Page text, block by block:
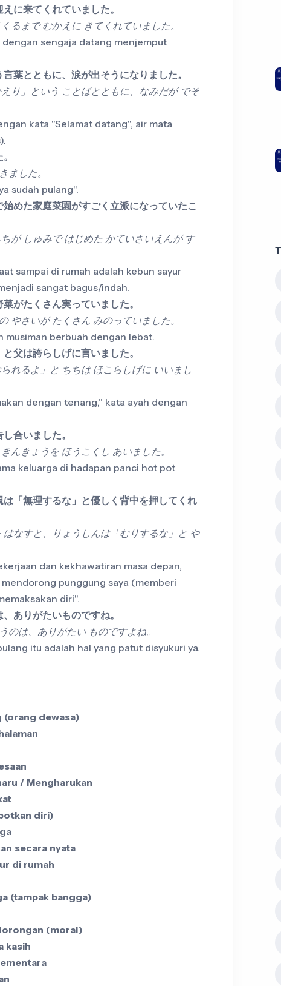
に来てくれていました。
るまで むかえに きてくれていました。
sengaja datang menjemput
葉とともに、涙が出そうになりました。
り」という ことばとともに、なみだが でそ
kata "Selamat datang", air mata
ました。
sudah pulang".
めた家庭菜園がすごく立派になっていたこ
が しゅみで はじめた かていさいえんが す
sampai di rumah adalah kebun sayur
sangat bagus/indah.
がたくさん実っていました。
やさいが たくさん みのっていました。
musiman berbuah dengan lebat.
父は誇らしげに言いました。
れるよ」と ちちは ほこらしげに いいまし
dengan tenang," kata ayah dengan
合いました。
んきょうを ほうこくし あいました。
keluarga di hadapan panci hot pot
「無理するな」と優しく背中を押してくれ
なすと、りょうしんは「むりするな」と や
dan kekhawatiran masa depan,
punggung saya (memberi
diri".
ありがたいものですね。
のは、ありがたい ものですよね。
itu adalah hal yang patut disyukuri ya.
(orang dewasa)
/ Mengharukan
diri)
secara nyata
di rumah
(tampak bangga)
(moral)
kasih